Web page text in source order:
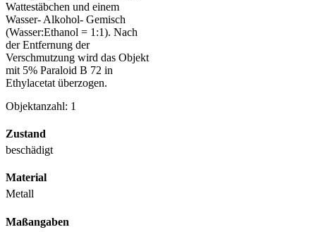
Wattestäbchen und einem
Wasser- Alkohol- Gemisch
(Wasser:Ethanol = 1:1). Nach
der Entfernung der
Verschmutzung wird das Objekt
mit 5% Paraloid B 72 in
Ethylacetat überzogen.
Objektanzahl: 1
Zustand
beschädigt
Material
Metall
Maßangaben